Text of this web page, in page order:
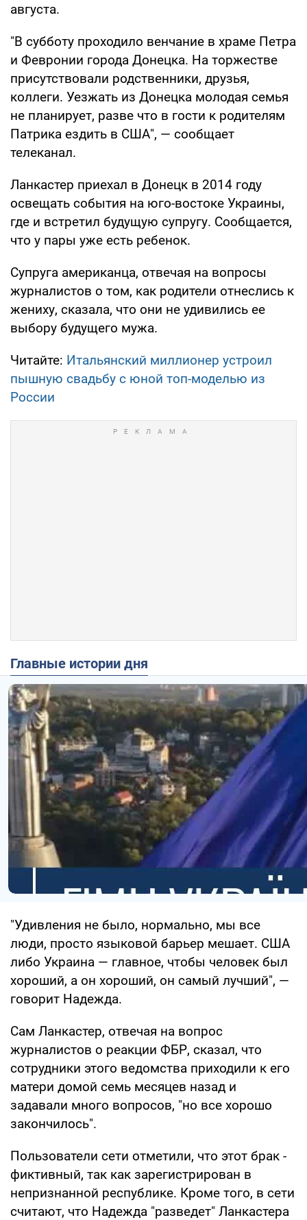
августа.
"В субботу проходило венчание в храме Петра
и Февронии города Донецка. На торжестве
присутствовали родственники, друзья,
коллеги. Уезжать из Донецка молодая семья
не планирует, разве что в гости к родителям
Патрика ездить в США", — сообщает
телеканал.
Ланкастер приехал в Донецк в 2014 году
освещать события на юго-востоке Украины,
где и встретил будущую супругу. Сообщается,
что у пары уже есть ребенок.
Супруга американца, отвечая на вопросы
журналистов о том, как родители отнеслись к
жениху, сказала, что они не удивились ее
выбору будущего мужа.
Читайте: Итальянский миллионер устроил
пышную свадьбу с юной топ-моделью из
России
Главные истории дня
"Удивления не было, нормально, мы все
люди, просто языковой барьер мешает. США
либо Украина — главное, чтобы человек был
хороший, а он хороший, он самый лучший", —
говорит Надежда.
Сам Ланкастер, отвечая на вопрос
журналистов о реакции ФБР, сказал, что
сотрудники этого ведомства приходили к его
матери домой семь месяцев назад и
задавали много вопросов, "но все хорошо
закончилось".
Пользователи сети отметили, что этот брак -
фиктивный, так как зарегистрирован в
непризнанной республике. Кроме того, в сети
считают, что Надежда "разведет" Ланкастера